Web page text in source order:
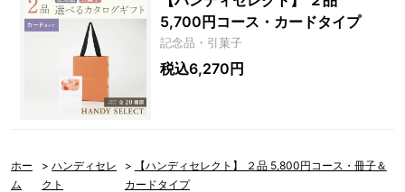
5,700円コース・カードタイプ
記念品・引菓子
税込6,270円
ホー
ム
>ハンディセレ
クト
>
【ハンディセレクト】 ２品 5,800円コース・冊子＆
カードタイプ